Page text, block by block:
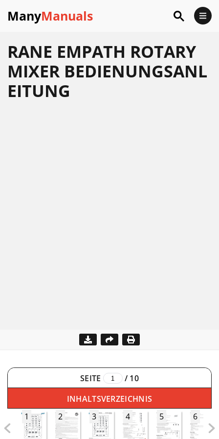
ManyManuals
RANE EMPATH ROTARY
MIXER BEDIENUNGSANL
EITUNG
SEITE / 10
INHALTSVERZEICHNIS
1
2 3 4 5 6